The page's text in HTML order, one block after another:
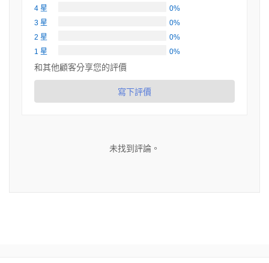
4 星
0%
3 星
0%
2 星
0%
1 星
0%
和其他顧客分享您的評價
寫下評價
未找到評論。